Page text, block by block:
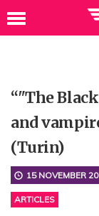
“"The
and
(Turin)
15 NOVEMBER
ARTICLES